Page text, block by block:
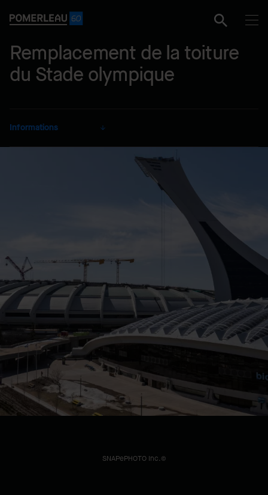
Remplacement de la toiture
du Stade olympique
Informations
CLIENT
Société de développement
et de mise en valeur du Parc
MODE DE RÉALISATION
Forfaitaire
EMPLACEMENT
Montréal, QC, CA
2027
SNAPePHOTO Inc.©